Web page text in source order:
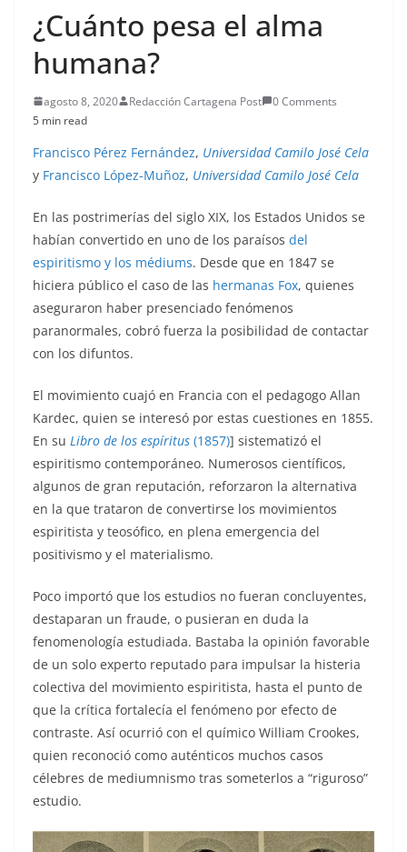
¿Cuánto pesa el alma
humana?
agosto 8, 2020 Redacción Cartagena Post
0 Comments
5 min read
Francisco Pérez Fernández, Universidad Camilo José Cela
y Francisco López-Muñoz, Universidad Camilo José Cela
En las postrimerías del siglo XIX, los Estados Unidos se
habían convertido en uno de los paraísos del
espiritismo y los médiums. Desde que en 1847 se
hiciera público el caso de las hermanas Fox, quienes
aseguraron haber presenciado fenómenos
paranormales, cobró fuerza la posibilidad de contactar
con los difuntos.
El movimiento cuajó en Francia con el pedagogo Allan
Kardec, quien se interesó por estas cuestiones en 1855.
En su Libro de los espíritus (1857)] sistematizó el
espiritismo contemporáneo. Numerosos científicos,
algunos de gran reputación, reforzaron la alternativa
en la que trataron de convertirse los movimientos
espiritista y teosófico, en plena emergencia del
positivismo y el materialismo.
Poco importó que los estudios no fueran concluyentes,
destaparan un fraude, o pusieran en duda la
fenomenología estudiada. Bastaba la opinión favorable
de un solo experto reputado para impulsar la histeria
colectiva del movimiento espiritista, hasta el punto de
que la crítica fortalecía el fenómeno por efecto de
contraste. Así ocurrió con el químico William Crookes,
quien reconoció como auténticos muchos casos
célebres de mediumnismo tras someterlos a “riguroso”
estudio.